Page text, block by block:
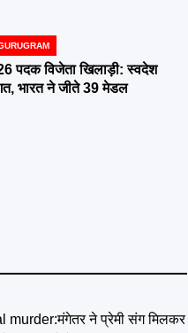
पदक विजेता खिलाड़ी: स्वदेश
भारत ने जीते 39 मेडल